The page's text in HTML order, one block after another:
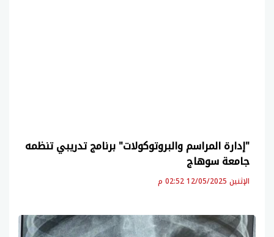
"إدارة المراسم والبروتوكولات" برنامج تدريبي تنظمه
جامعة سوهاج
الإثنين 12/05/2025 02:52 م